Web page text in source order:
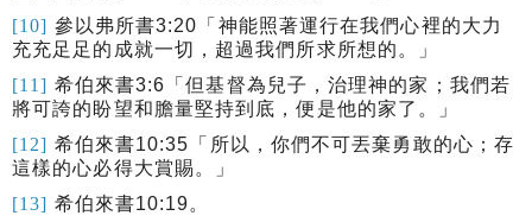
[10] 參以弗所書3:20 「 神能照著運行在我們心裡的大力
充充足足的成就一切，超過我們所求所想的。
」
[11] 希伯來書3:6 「但基督為兒子，治理神的家；我們若
將可誇的盼望和膽量堅持到底，便是他的家了。」
[12] 希伯來書10:35 「所以，你們不可丟棄勇敢的心；存
這樣的心必得大賞賜。」
[13] 希伯來書10:19。